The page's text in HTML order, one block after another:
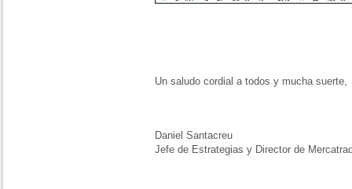
Un saludo cordial a todos y mucha suerte,
Daniel Santacreu
Jefe de Estrategias y Director de